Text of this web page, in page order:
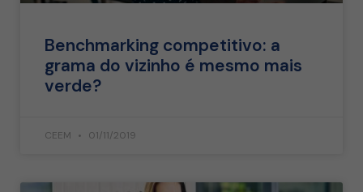
Benchmarking competitivo: a
grama do vizinho é mesmo mais
verde?
CEEM 01/11/2019